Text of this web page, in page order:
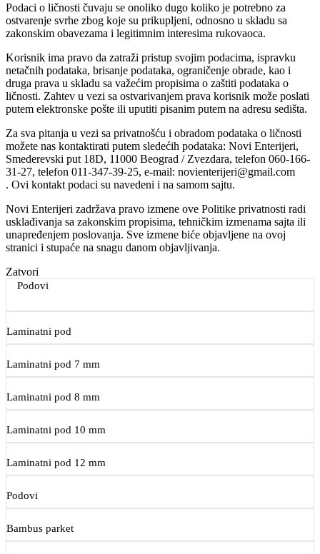
Podaci o ličnosti čuvaju se onoliko dugo koliko je potrebno za
ostvarenje svrhe zbog koje su prikupljeni, odnosno u skladu sa
zakonskim obavezama i legitimnim interesima rukovaoca.
Korisnik ima pravo da zatraži pristup svojim podacima, ispravku
netačnih podataka, brisanje podataka, ograničenje obrade, kao i
druga prava u skladu sa važećim propisima o zaštiti podataka o
ličnosti. Zahtev u vezi sa ostvarivanjem prava korisnik može poslati
putem elektronske pošte ili uputiti pisanim putem na adresu sedišta.
Za sva pitanja u vezi sa privatnošću i obradom podataka o ličnosti
možete nas kontaktirati putem sledećih podataka: Novi Enterijeri,
Smederevski put 18D, 11000 Beograd / Zvezdara, telefon 060-166-
31-27, telefon 011-347-39-25, e-mail: novienterijeri@gmail.com
. Ovi kontakt podaci su navedeni i na samom sajtu.
Novi Enterijeri zadržava pravo izmene ove Politike privatnosti radi
usklađivanja sa zakonskim propisima, tehničkim izmenama sajta ili
unapređenjem poslovanja. Sve izmene biće objavljene na ovoj
stranici i stupaće na snagu danom objavljivanja.
Zatvori
Podovi
Laminatni pod
Laminatni pod 7 mm
Laminatni pod 8 mm
Laminatni pod 10 mm
Laminatni pod 12 mm
Podovi
Bambus parket